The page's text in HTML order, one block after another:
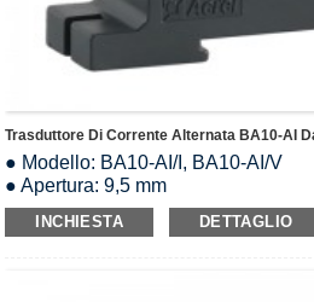
Trasduttore Di Corrente Alternata BA10-AI
● Modello: BA10-AI/I, BA10-AI/V
● Apertura: 9,5 mm
● Ingresso: AC0-(8-50)A
● Uscita analogica: CC 0-5 V/1-5 V/
INCHIESTA DETTAGLIO